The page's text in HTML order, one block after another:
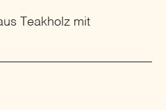
Teakholz mit